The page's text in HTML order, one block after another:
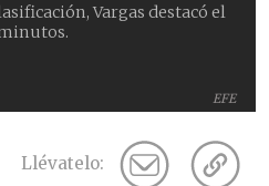
EFE
Vargas destacó el
Llévatelo: